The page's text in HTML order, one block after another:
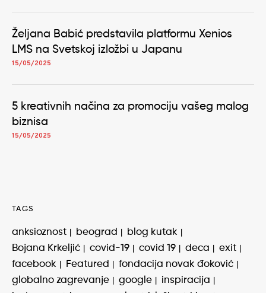
Željana Babić predstavila platformu Xenios
LMS na Svetskoj izložbi u Japanu
15/05/2025
5 kreativnih načina za promociju vašeg malog
biznisa
15/05/2025
TAGS
anksioznost beograd
blog kutak
Bojana Krkeljić
covid-19 covid 19 deca
exit
facebook
Featured
fondacija novak đoković
globalno zagrevanje
google
inspiracija